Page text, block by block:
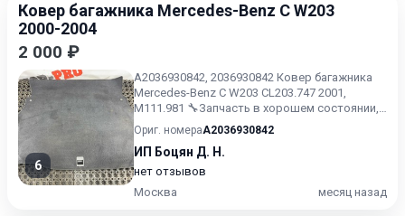
Ковер багажника Mercedes-Benz C W203
2000-2004
2 000 ₽
6
A2036930842, 2036930842 Ковер багажника
Mercedes-Benz C W203 CL203.747 2001,
M111.981 🔧Запчасть в хорошем состоянии,
как на фото, снята с ко...
Ориг. номераA2036930842
ИП Боцян Д. Н.
нет отзывов
Москва
месяц назад